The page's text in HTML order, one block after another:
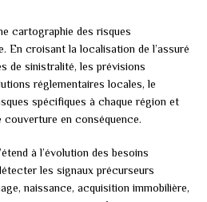
cartographie des risques
En croisant la localisation de l’assuré
de sinistralité, les prévisions
réglementaires locales, le
spécifiques à chaque région et
en conséquence.
à l’évolution des besoins
les signaux précurseurs
naissance, acquisition immobilière,